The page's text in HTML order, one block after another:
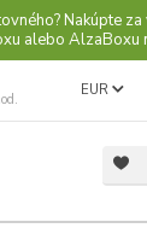
Nakúpte
alebo AlzaBoxu
EUR